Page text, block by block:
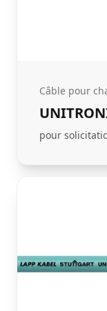
Câble pour
pour